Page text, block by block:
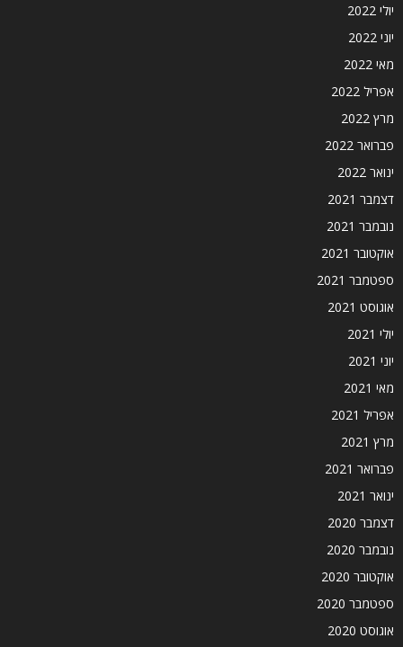
יולי 2022
יוני 2022
מאי 2022
אפריל 2022
מרץ 2022
פברואר 2022
ינואר 2022
דצמבר 2021
נובמבר 2021
אוקטובר 2021
ספטמבר 2021
אוגוסט 2021
יולי 2021
יוני 2021
מאי 2021
אפריל 2021
מרץ 2021
פברואר 2021
ינואר 2021
דצמבר 2020
נובמבר 2020
אוקטובר 2020
ספטמבר 2020
אוגוסט 2020